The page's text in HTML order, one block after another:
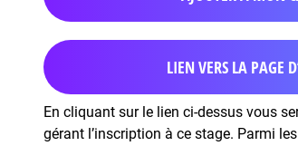
LIEN VERS LA PAGE
En cliquant sur le lien ci-dessus vous
gérant l’inscription à ce stage. Parmi